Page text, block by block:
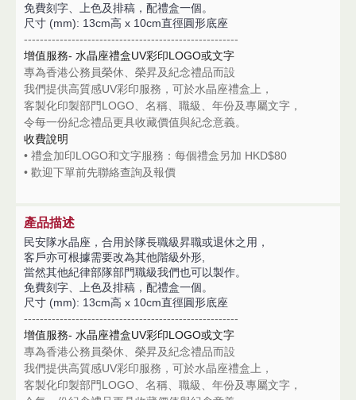
免費刻字、上色及排稿，配禮盒一個。
尺寸 (mm): 13cm高 x 10cm直徑圓形底座
------------------------------------------------------
增值服務- 水晶座禮盒UV彩印LOGO或文字
專為香港公務員榮休、榮昇及紀念禮品而設
我們提供高質感UV彩印服務，可於水晶座禮盒上，
客製化印製部門LOGO、名稱、職級、年份及專屬文字，
令每一份紀念禮品更具收藏價值與紀念意義。
收費說明
• 禮盒加印LOGO和文字服務：每個禮盒另加 HKD$80
• 歡迎下單前先聯絡查詢及報價
產品描述
民安隊水晶座，合用於隊長職級昇職或退休之用，
客戶亦可根據需要改為其他階級外形,
當然其他紀律部隊部門職級我們也可以製作。
免費刻字、上色及排稿，配禮盒一個。
尺寸 (mm): 13cm高 x 10cm直徑圓形底座
------------------------------------------------------
增值服務- 水晶座禮盒UV彩印LOGO或文字
專為香港公務員榮休、榮昇及紀念禮品而設
我們提供高質感UV彩印服務，可於水晶座禮盒上，
客製化印製部門LOGO、名稱、職級、年份及專屬文字，